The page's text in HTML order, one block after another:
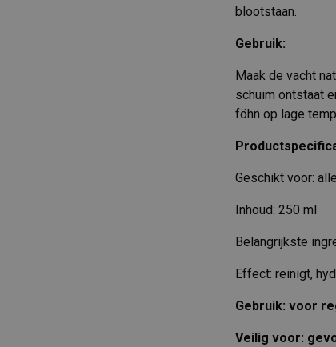
blootstaan.
Gebruik:
Maak de vacht
schuim ontstaat
föhn op lage
Geschikt voor:
Inhoud: 250 ml
Belangrijkste
Effect: reinigt,
Gebruik: voor
Veilig voor: